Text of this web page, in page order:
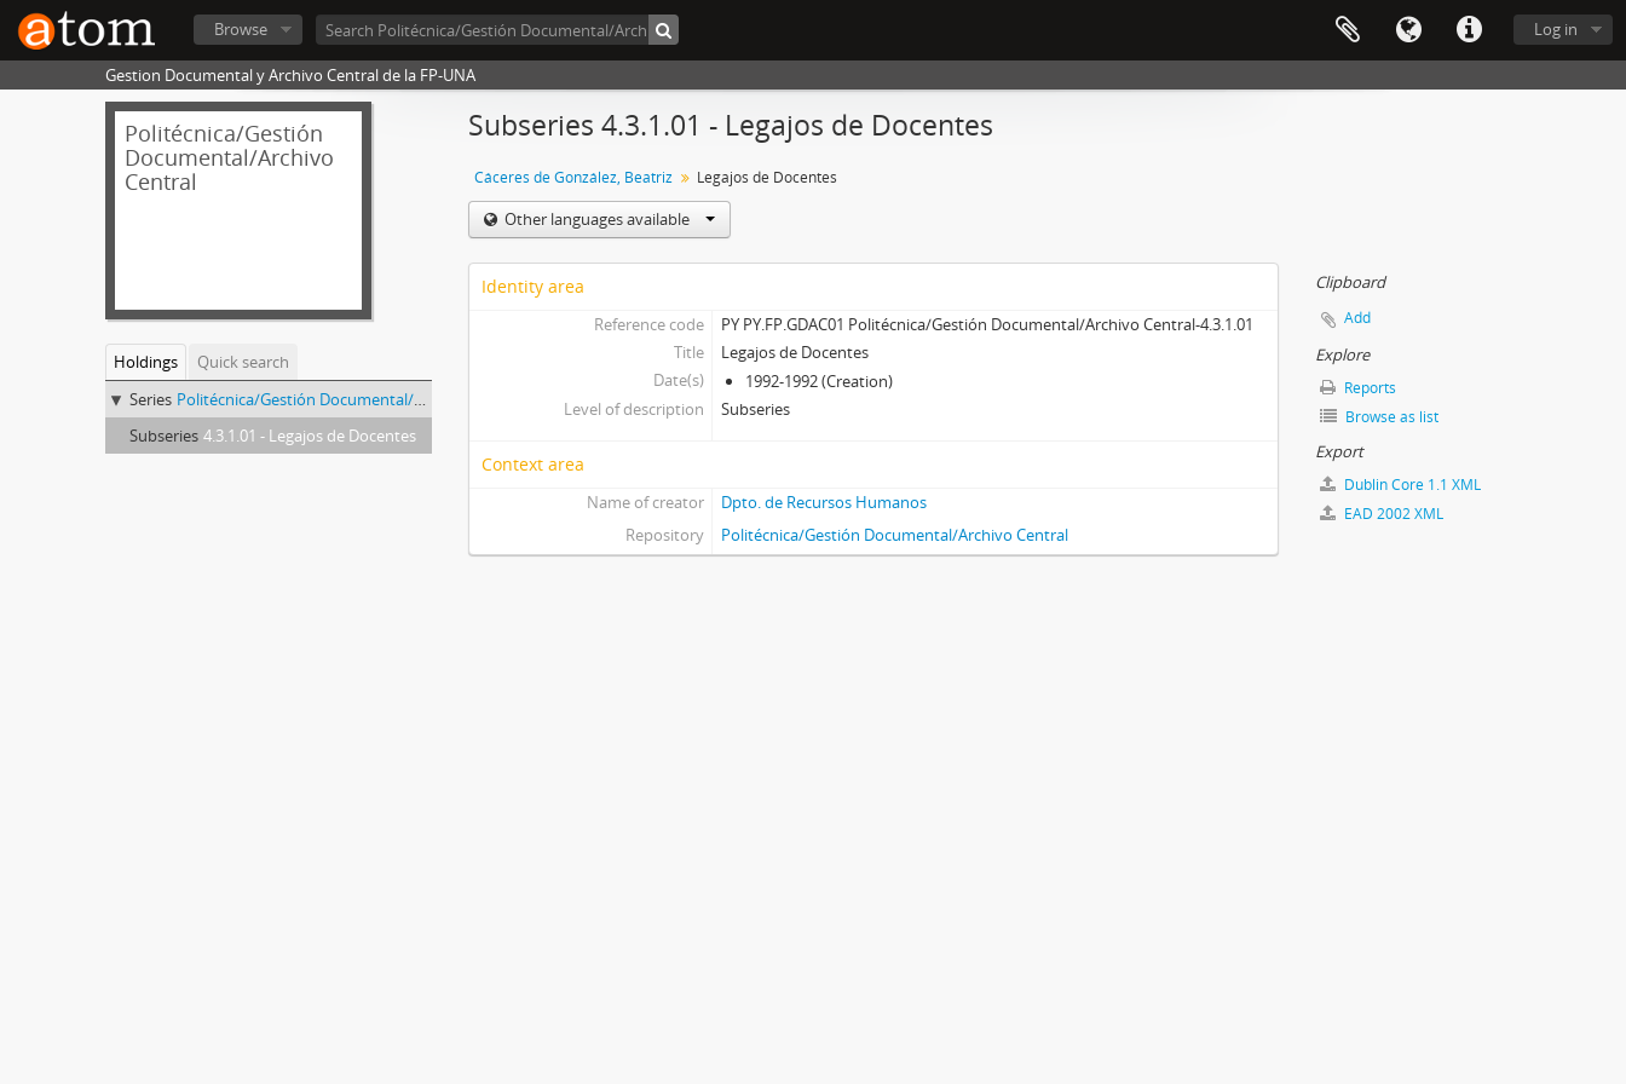
Log in
Browse
Gestion Documental y Archivo Central de la FP-UNA
Politécnica/Gestión
Documental/Archivo
Central
Holdings
Quick search
Series Politécnica/Gestión Documental/Archivo Central - Cáceres de González, Beatriz
Subseries 4.3.1.01 - Legajos de Docentes
Subseries 4.3.1.01 - Legajos de Docentes
Cáceres de González, Beatriz Legajos de Docentes
Other languages available
Identity area
Reference code
PY PY.FP.GDAC01 Politécnica/Gestión Documental/Archivo Central-4.3.1.01
Title
Legajos de Docentes
Date(s)
1992-1992 (Creation)
Level of description
Subseries
Context area
Name of creator
Dpto. de Recursos Humanos
Repository
Politécnica/Gestión Documental/Archivo Central
Clipboard
Add
Explore
Reports
Browse as list
Export
Dublin Core 1.1 XML
EAD 2002 XML